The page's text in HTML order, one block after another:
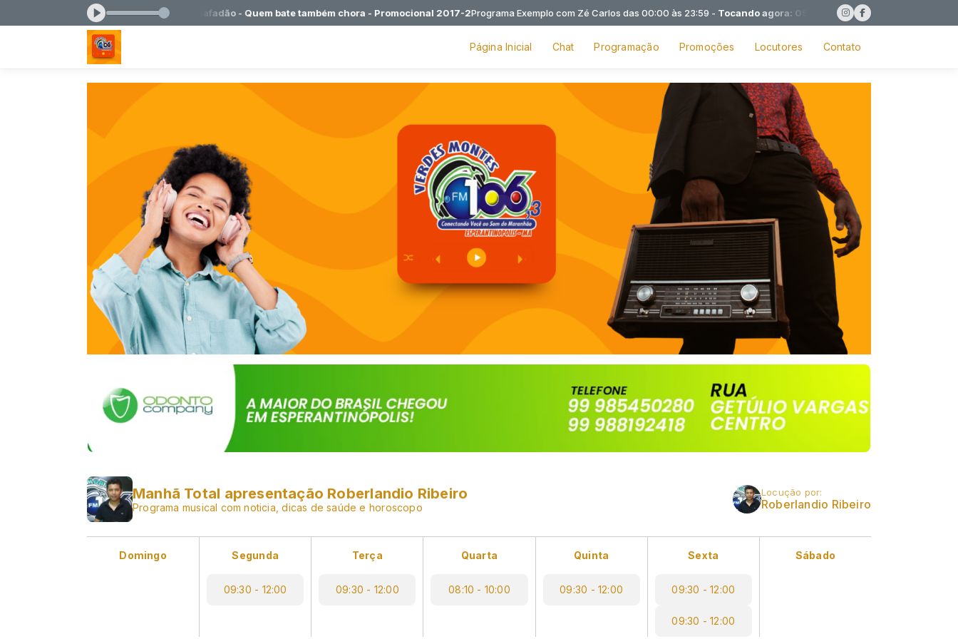
Tocando agora: 05 - Wesley Safadão - Quem bate também chora - Promocional 2017-2Programa Exemplo com Zé Carlos das 00:00 às 23:59 -Tocando agora: 05 - Wesley Safadão - Quem bate
Página Inicial Chat Programação Promoções Locutores Contato
Manhã Total apresentação Roberlandio Ribeiro
Programa musical com noticia, dicas de saúde e horoscopo
Locução por:
Roberlandio Ribeiro
Domingo Segunda
09:30 - 12:00
Terça
09:30 - 12:00
Quarta
08:10 - 10:00
Quinta
09:30 - 12:00
Sexta
09:30 - 12:00
09:30 - 12:00
Sábado